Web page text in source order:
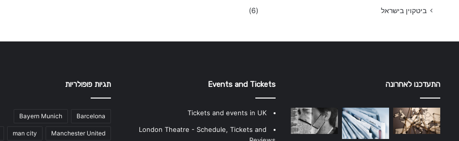
ביטקוין בישראל (6)
התעדכנו לאחרונה Events and Tickets
Tickets and events in UK
London Theatre - Schedule, Tickets and
תגיות פופולריות
Barcelona
Bayern Munich
Manchester United
man city